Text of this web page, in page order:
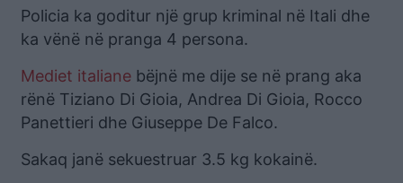
Policia ka goditur një grup kriminal në Itali dhe
ka vënë në pranga 4 persona.
Mediet italiane bëjnë me dije se në prang aka
rënë Tiziano Di Gioia, Andrea Di Gioia, Rocco
Panettieri dhe Giuseppe De Falco.
Sakaq janë sekuestruar 3.5 kg kokainë.